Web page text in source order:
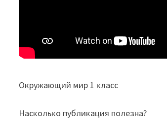
Окружающий мир 1 класс
Насколько публикация полезна?